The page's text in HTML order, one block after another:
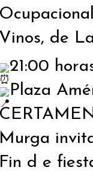
Vinos, de
21:00
Plaza
Murga
Fin d e